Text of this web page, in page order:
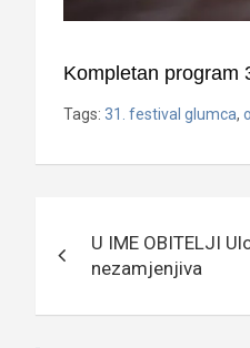
Kompletan program
Tags: 31. festival glumca,
objava
U IME OBITELJI
nezamjenjiva